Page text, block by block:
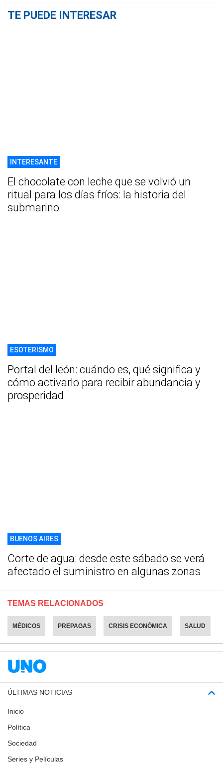
TE PUEDE INTERESAR
INTERESANTE
El chocolate con leche que se volvió un
ritual para los días fríos: la historia del
submarino
ESOTERISMO
Portal del león: cuándo es, qué significa y
cómo activarlo para recibir abundancia y
prosperidad
BUENOS AIRES
Corte de agua: desde este sábado se verá
afectado el suministro en algunas zonas
TEMAS RELACIONADOS
MÉDICOS PREPAGAS CRISIS ECONÓMICA SALUD
ÚLTIMAS NOTICIAS
Inicio
Política
Sociedad
Series y Películas